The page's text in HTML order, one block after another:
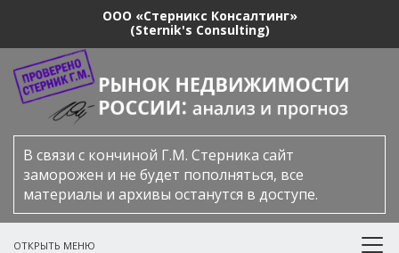
ООО «Стерникс Консалтинг»
(Sternik's Consulting)
В связи с кончиной Г.М. Стерника сайт
заморожен и не будет пополняться, все
материалы и архивы останутся в доступе.
ОТКРЫТЬ МЕНЮ